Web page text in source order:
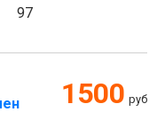
97
1500 руб